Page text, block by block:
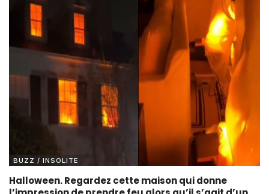
BUZZ / INSOLITE
Halloween. Regardez cette maison qui donne